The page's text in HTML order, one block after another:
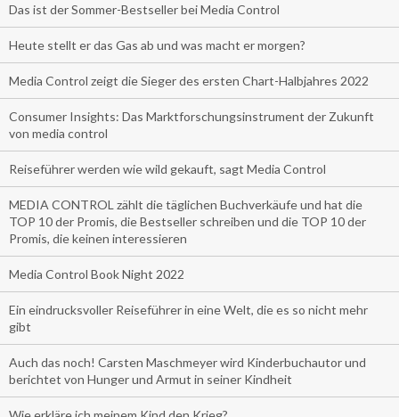
Das ist der Sommer-Bestseller bei Media Control
Heute stellt er das Gas ab und was macht er morgen?
Media Control zeigt die Sieger des ersten Chart-Halbjahres 2022
Consumer Insights: Das Marktforschungsinstrument der Zukunft
von media control
Reiseführer werden wie wild gekauft, sagt Media Control
MEDIA CONTROL zählt die täglichen Buchverkäufe und hat die
TOP 10 der Promis, die Bestseller schreiben und die TOP 10 der
Promis, die keinen interessieren
Media Control Book Night 2022
Ein eindrucksvoller Reiseführer in eine Welt, die es so nicht mehr
gibt
Auch das noch! Carsten Maschmeyer wird Kinderbuchautor und
berichtet von Hunger und Armut in seiner Kindheit